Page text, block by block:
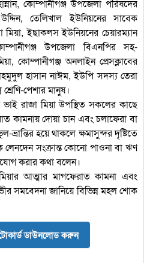
কোম্পানীগঞ্জ উপজেলা পরিষদের
তেলিখাল ইউনিয়নের সাবেক
মিয়া, ইছাকলস ইউনিয়নের চেয়ারম্যান
উপজেলা বিএনপির সহ-
কোম্পানীগঞ্জ অনলাইন প্রেসক্লাবের
হাসান নাঈম, ইউপি সদস্য তেরা
পেশার মানুষ।
রাজা মিয়া উপস্থিত সকলের কাছে
কামনায় দোয়া চান এবং চলাফেরা বা
হয়ে থাকলে ক্ষমাসুন্দর দৃষ্টিতে
লেনদেন সংক্রান্ত কোনো পাওনা বা ঋণ
করার কথা বলেন।
আত্মার মাগফেরাত কামনা এবং
সমবেদনা জানিয়ে বিভিন্ন মহল শোক
ডাউনলোড করুন